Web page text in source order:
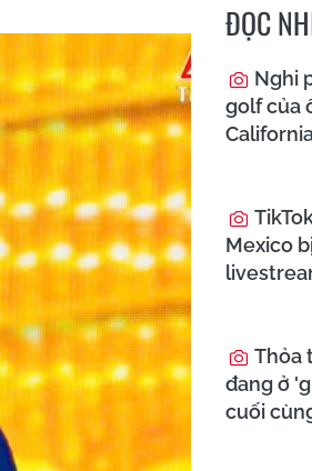
ĐỌC
Nghi
golf của
Mexico
Thỏa
đang ở
cuối